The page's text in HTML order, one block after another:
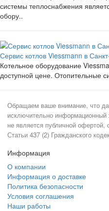
системы теплоснабжения
обору..
Сервис котлов Viessmann в
Котельное оборудование
доступной цене. Отопительные
Обращаем ваше внимание, что
исключительно информационный
не является публичной
Статьи 437 (2) Гражданского
Информация
О компании
Информация о доставке
Политика безопасности
Условия соглашения
Наши работы